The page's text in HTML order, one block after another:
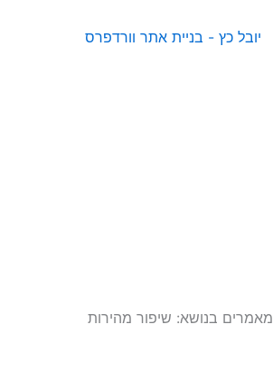
מאמרים בנושא: שיפור מהירות